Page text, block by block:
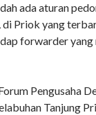
ada aturan
Priok yang
forwarder yang
Pengusaha
Tanjung